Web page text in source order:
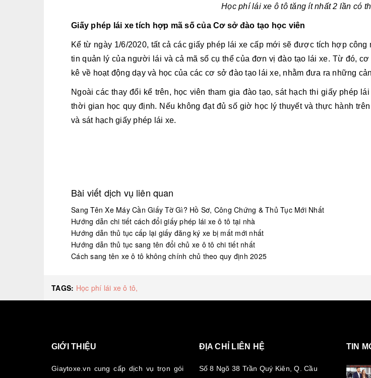
Học phí lái xe ô tô tăng ít nhất 2 lần có
Giấy phép lái xe tích hợp mã số của Cơ sở đào tạo học viên
Kể từ ngày 1/6/2020, tất cả các giấy phép lái xe cấp mới sẽ được tích hợp
tin quản lý của người lái và cả mã số cụ thể của đơn vị đào tạo lái xe. Từ đó,
kê về hoạt động dạy và học của các cơ sở đào tạo lái xe, nhằm đưa ra những
Ngoài các thay đổi kể trên, học viên tham gia đào tạo, sát hạch thi giấy phép
thời gian học quy định. Nếu không đạt đủ số giờ học lý thuyết và thực hành
và sát hạch giấy phép lái xe.
Bài viết dịch vụ liên quan
Sang Tên Xe Máy Cần Giấy Tờ Gì? Hồ Sơ, Công Chứng & Thủ Tục Mới Nhất
Hướng dẫn chi tiết cách đổi giấy phép lái xe ô tô tại nhà
Hướng dẫn thủ tục cấp lại giấy đăng ký xe bị mất mới nhất
Hướng dẫn thủ tục sang tên đổi chủ xe ô tô chi tiết nhất
Cách sang tên xe ô tô không chính chủ theo quy định 2025
TAGS: Học phí lái xe ô tô,
GIỚI THIỆU
Giaytoxe.vn cung cấp dịch vụ trọn gói
ĐỊA CHỈ LIÊN HỆ
Số 8 Ngõ 38 Trần Quý Kiên, Q. Cầu
TIN